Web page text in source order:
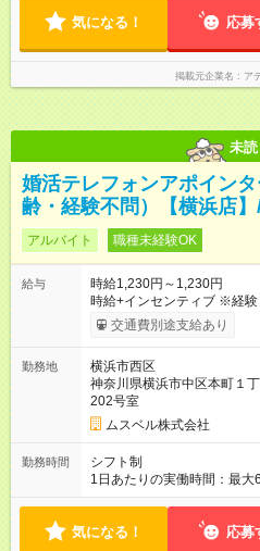
気になる！ 応募
掲載元企業名 ア
未読
婚活テレフォンアポイン
齢・経験不問）【横浜店
アルバイト 職種未経験OK
給与
時給1,230円～1,230円
時給+インセンティブ ※経
ます。 《成果に応じたインセンティブ支給例》 テレアポ未経
験、入社5ヶ月目の女性パ
果・貢献に応じた報酬制度
ヶ月で、その間は有期契約
ません。 【試用期間】試用期間あり 試用期間の長さ：2ヶ月
※ 雇用形態と給与に、本採
形態：中途採用（契約社員
用期間は2ヶ月で、その間は
更はありません。 ※月所定
交通費別途支給あり
勤務地
横浜市西区
神奈川県横浜市中区本町１
202号室
ムスベル株式会社
勤務時間
シフト制
1日あたりの実働時間：最大6時間
フト＞ (1)10:00～16:00
（希望シフト制） ◎原則定
気になる！ 応募